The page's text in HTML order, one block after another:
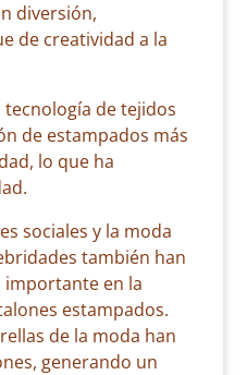
diversión,
de creatividad a la
tecnología de tejidos
de estampados más
lo que ha
sociales y la moda
también han
importante en la
estampados.
de la moda han
generando un